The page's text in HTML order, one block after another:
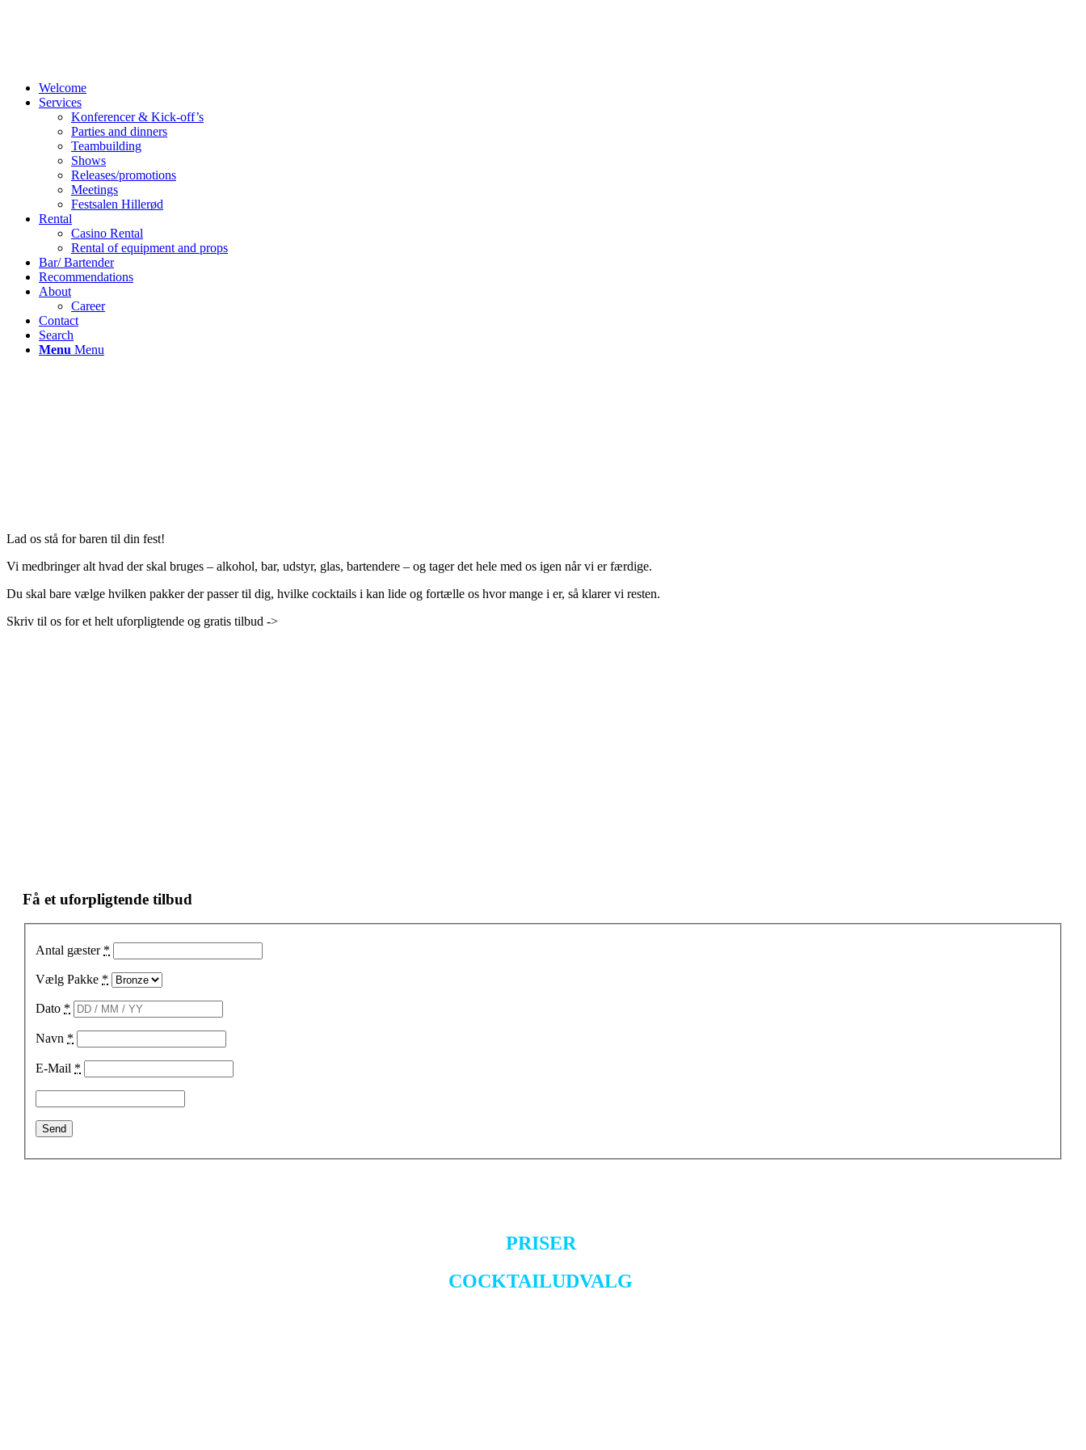
Welcome
Services
Konferencer & Kick-off’s
Parties and dinners
Teambuilding
Shows
Releases/promotions
Meetings
Festsalen Hillerød
Rental
Casino Rental
Rental of equipment and props
Bar/ Bartender
Recommendations
About
Career
Contact
Search
Menu Menu
Lad os stå for baren til din fest!
Vi medbringer alt hvad der skal bruges – alkohol, bar, udstyr, glas, bartendere – og tager det hele med os igen når vi er færdige.
Du skal bare vælge hvilken pakker der passer til dig, hvilke cocktails i kan lide og fortælle os hvor mange i er, så klarer vi resten.
Skriv til os for et helt uforpligtende og gratis tilbud ->
Få et uforpligtende tilbud
Antal gæster *
Vælg Pakke *
Dato *
Navn *
E-Mail *
PRISER
COCKTAILUDVALG